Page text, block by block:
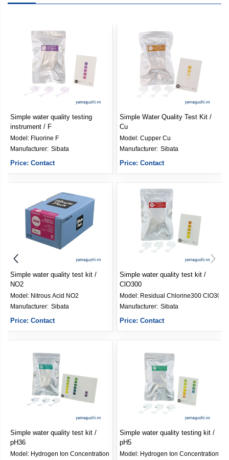
Simple water quality testing
instrument / F
Model: Fluorine F
Sibata
Price: Contact
Simple Water Quality Test Kit /
Cu
Model: Cupper Cu
Manufacturer: Sibata
Price: Contact
Simple water quality test kit /
NO2
Model: Nitrous Acid NO2
Sibata
Price: Contact
Simple water quality test kit /
ClO300
Model: Residual Chlorine300 ClO300
Manufacturer: Sibata
Price: Contact
pH48
Simple water quality test kit /
pH36
Model: Hydrogen Ion Concentration pH36
Simple water quality testing kit /
pH5
Model: Hydrogen Ion Concentration